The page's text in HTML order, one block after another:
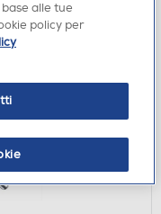
alle tue
policy per